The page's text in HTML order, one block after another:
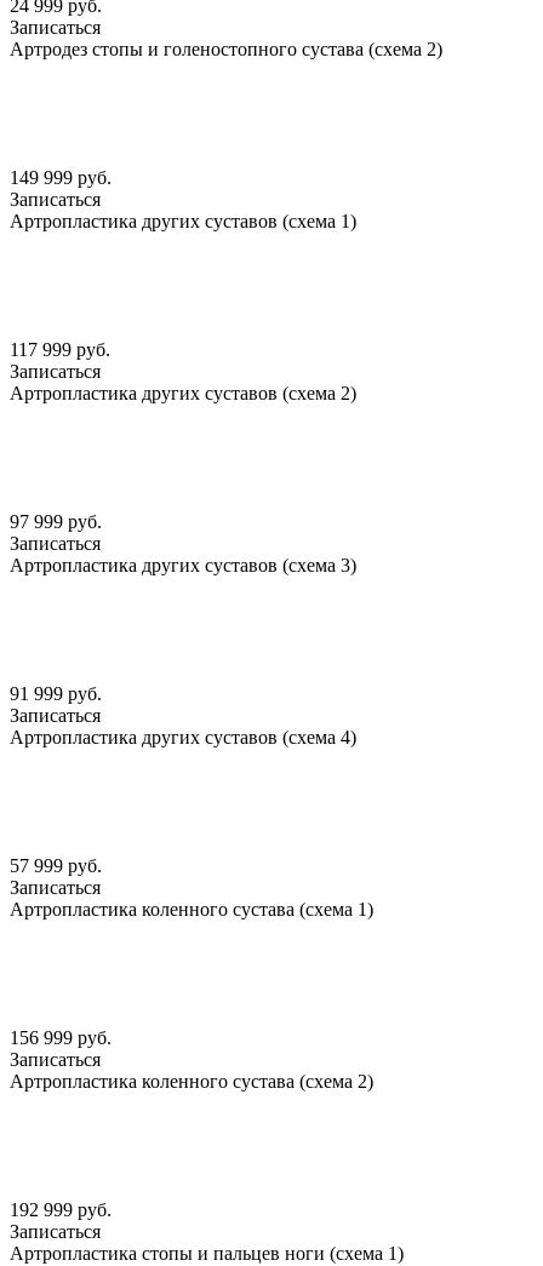
24 999 руб.
Записаться
Артродез стопы и голеностопного сустава (схема 2)
149 999 руб.
Записаться
Артропластика других суставов (схема 1)
117 999 руб.
Записаться
Артропластика других суставов (схема 2)
97 999 руб.
Записаться
Артропластика других суставов (схема 3)
91 999 руб.
Записаться
Артропластика других суставов (схема 4)
57 999 руб.
Записаться
Артропластика коленного сустава (схема 1)
156 999 руб.
Записаться
Артропластика коленного сустава (схема 2)
192 999 руб.
Записаться
Артропластика стопы и пальцев ноги (схема 1)